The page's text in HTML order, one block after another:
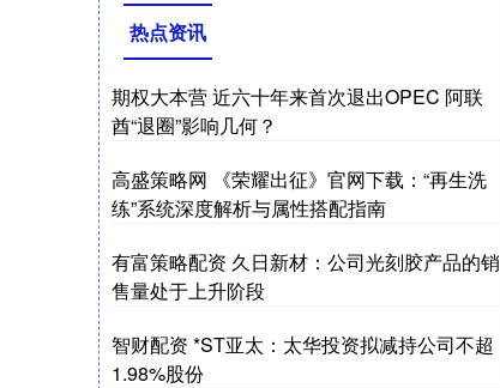
热点资讯
期权大本营 近六十年来首次退出OPEC 阿联
酋“退圈”影响几何？
高盛策略网 《荣耀出征》官网下载：“再生洗
练”系统深度解析与属性搭配指南
有富策略配资 久日新材：公司光刻胶产品的销
售量处于上升阶段
智财配资 *ST亚太：太华投资拟减持公司不超
1.98%股份